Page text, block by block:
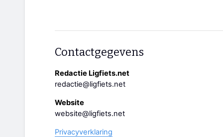
Contactgegevens
Redactie Ligfiets.net
redactie@ligfiets.net
Website
website@ligfiets.net
Privacyverklaring